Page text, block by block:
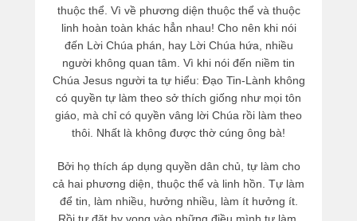
thuộc thể. Vì về phương diện thuộc thể và thuộc
linh hoàn toàn khác hẳn nhau! Cho nên khi nói
đến Lời Chúa phán, hay Lời Chúa hứa, nhiều
người không quan tâm. Vì khi nói đến niềm tin
Chúa Jesus người ta tự hiểu: Đạo Tin-Lành không
có quyền tự làm theo sở thích giống như mọi tôn
giáo, mà chỉ có quyền vâng lời Chúa rồi làm theo
thôi. Nhất là không được thờ cúng ông bà!
Bởi họ thích áp dụng quyền dân chủ, tự làm cho
cả hai phương diện, thuộc thể và linh hồn. Tự làm
để tin, làm nhiều, hưởng nhiều, làm ít hưởng ít.